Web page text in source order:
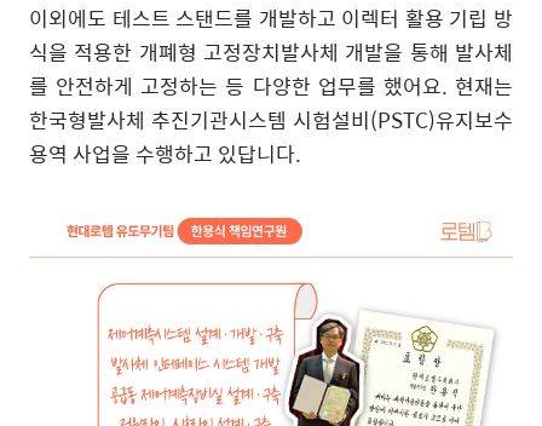
이외에도 테스트 스탠드를 개발하고 이렉터 활용 기립 방
식을 적용한 개폐형 고정장치발사체 개발을 통해 발사체
를 안전하게 고정하는 등 다양한 업무를 했어요. 현재는
한국형발사체 추진기관시스템 시험설비(PSTC)유지보수
용역 사업을 수행하고 있답니다.